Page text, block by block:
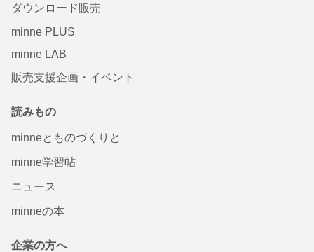
ダウンロード販売
minne PLUS
minne LAB
販売支援企画・イベント
読みもの
minneとものづくりと
minne学習帖
ニュース
minneの本
企業の方へ